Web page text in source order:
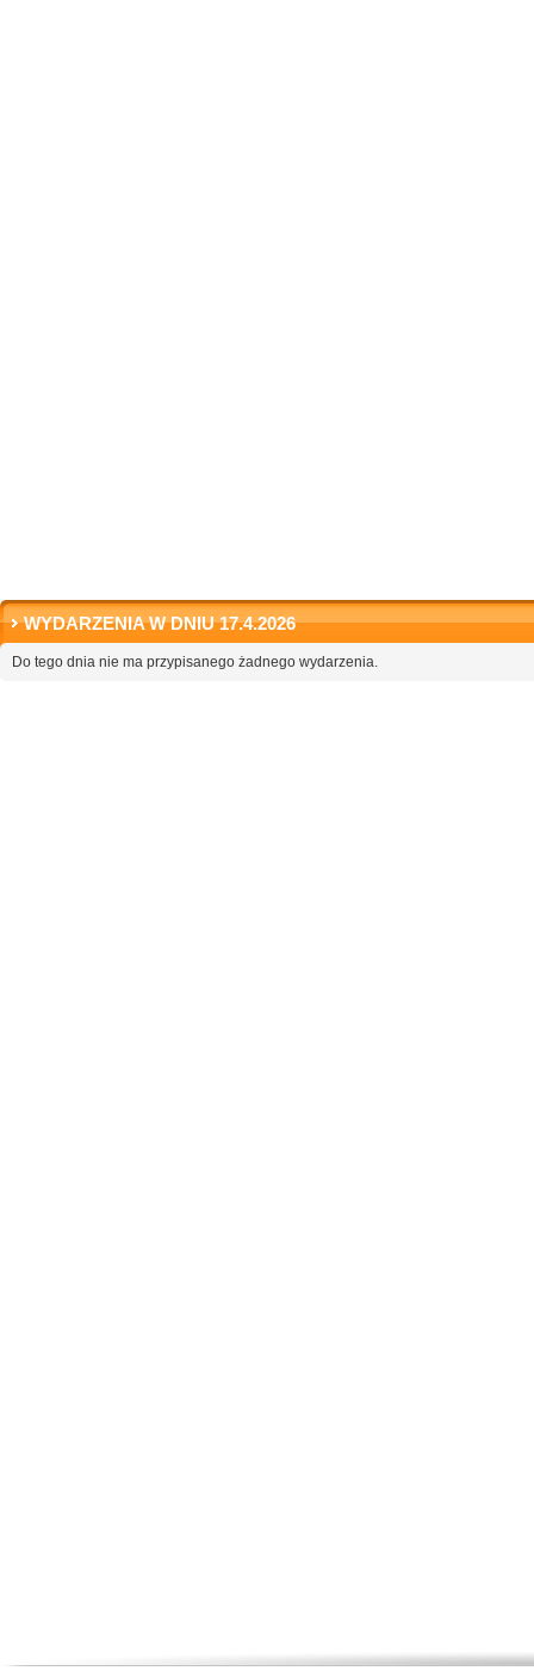
WYDARZENIA W DNIU 17.4.2026
Do tego dnia nie ma przypisanego żadnego wydarzenia.